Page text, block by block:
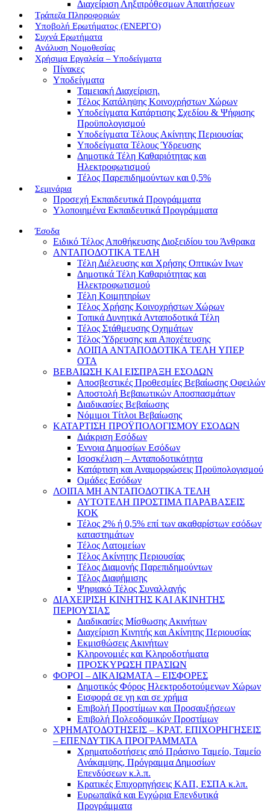
Διαχείριση Ληξιπρόθεσμων Απαιτήσεων
Τράπεζα Πληροφοριών
Υποβολή Ερωτήματος (ΕΝΕΡΓΟ)
Συχνά Ερωτήματα
Ανάλυση Νομοθεσίας
Χρήσιμα Εργαλεία – Υποδείγματα
Πίνακες
Υποδείγματα
Ταμειακή Διαχείριση.
Τέλος Κατάληψης Κοινοχρήστων Χώρων
Υποδείγματα Κατάρτισης Σχεδίου & Ψήφισης
Προϋπολογισμού
Υποδείγματα Τέλους Ακίνητης Περιουσίας
Υποδείγματα Τέλους Ύδρευσης
Δημοτικά Τέλη Καθαριότητας και
Ηλεκτροφωτισμού
Τέλος Παρεπιδημούντων και 0,5%
Σεμινάρια
Προσεχή Εκπαιδευτικά Προγράμματα
Υλοποιημένα Εκπαιδευτικά Προγράμματα
Έσοδα
Ειδικό Τέλος Αποθήκευσης Διοξειδίου του Άνθρακα
ΑΝΤΑΠΟΔΟΤΙΚΑ ΤΕΛΗ
Τέλη Διέλευσης και Χρήσης Οπτικών Ινων
Δημοτικά Τέλη Καθαριότητας και
Ηλεκτροφωτισμού
Τέλη Κοιμητηρίων
Τέλος Χρήσης Κοινοχρήστων Χώρων
Τοπικά Δυνητικά Ανταποδοτικά Τέλη
Τέλος Στάθμευσης Οχημάτων
Τέλος Ύδρευσης και Αποχέτευσης
ΛΟΙΠΑ ΑΝΤΑΠΟΔΟΤΙΚΑ ΤΕΛΗ ΥΠΕΡ
ΟΤΑ
ΒΕΒΑΙΩΣΗ ΚΑΙ ΕΙΣΠΡΑΞΗ ΕΣΟΔΩΝ
Αποσβεστικές Προθεσμίες Βεβαίωσης Οφειλών
Αποστολή Βεβαιωτικών Αποσπασμάτων
Διαδικασίες Βεβαίωσης
Νόμιμοι Τίτλοι Βεβαίωσης
ΚΑΤΑΡΤΙΣΗ ΠΡΟΫΠΟΛΟΓΙΣΜΟΥ ΕΣΟΔΩΝ
Διάκριση Εσόδων
Έννοια Δημοσίων Εσόδων
Ισοσκέλιση – Ανταποδοτικότητα
Κατάρτιση και Αναμορφώσεις Προϋπολογισμού
Ομάδες Εσόδων
ΛΟΙΠΑ ΜΗ ΑΝΤΑΠΟΔΟΤΙΚΑ ΤΕΛΗ
ΑΥΤΟΤΕΛΗ ΠΡΟΣΤΙΜΑ ΠΑΡΑΒΑΣΕΙΣ
ΚΟΚ
Τέλος 2% ή 0,5% επί των ακαθαρίστων εσόδων
καταστημάτων
Τέλος Λατομείων
Τέλος Ακίνητης Περιουσίας
Τέλος Διαμονής Παρεπιδημούντων
Τέλος Διαφήμισης
Ψηφιακό Τέλος Συναλλαγής
ΔΙΑΧΕΙΡΙΣΗ ΚΙΝΗΤΗΣ ΚΑΙ ΑΚΙΝΗΤΗΣ
ΠΕΡΙΟΥΣΙΑΣ
Διαδικασίες Μίσθωσης Ακινήτων
Διαχείριση Κινητής και Ακίνητης Περιουσίας
Εκμισθώσεις Ακινήτων
Κληρονομιές και Κληροδοτήματα
ΠΡΟΣΚΥΡΩΣΗ ΠΡΑΣΙΩΝ
ΦΟΡΟΙ – ΔΙΚΑΙΩΜΑΤΑ – ΕΙΣΦΟΡΕΣ
Δημοτικός Φόρος Ηλεκτροδοτούμενων Χώρων
Εισφορά σε γη και σε χρήμα
Επιβολή Προστίμων και Προσαυξήσεων
Επιβολή Πολεοδομικών Προστίμων
ΧΡΗΜΑΤΟΔΟΤΗΣΕΙΣ – ΚΡΑΤ. ΕΠΙΧΟΡΗΓΗΣΕΙΣ
– ΕΠΕΝΔΥΤΙΚΑ ΠΡΟΓΡΑΜΜΑΤΑ
Χρηματοδοτήσεις από Πράσινο Ταμείο, Ταμείο
Ανάκαμψης, Πρόγραμμα Δημοσίων
Επενδύσεων κ.λ.π.
Κρατικές Επιχορηγήσεις ΚΑΠ, ΕΣΠΑ κ.λπ.
Ευρωπαϊκά και Εγχώρια Επενδυτικά
Προγράμματα